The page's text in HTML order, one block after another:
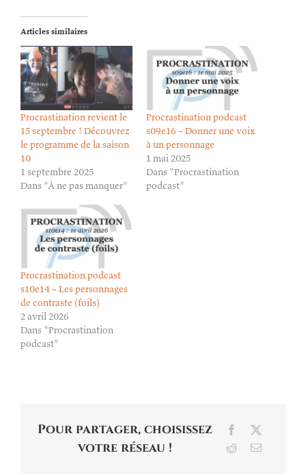
Articles similaires
Procrastination revient le
15 septembre ! Découvrez
le programme de la saison
10
1 septembre 2025
Dans "À ne pas manquer"
Procrastination podcast
s09e16 – Donner une voix
à un personnage
1 mai 2025
Dans "Procrastination
podcast"
Procrastination podcast
s10e14 – Les personnages
de contraste (foils)
2 avril 2026
Dans "Procrastination
podcast"
Pour partager, choisissez
votre réseau !
Facebook
RedditEmail